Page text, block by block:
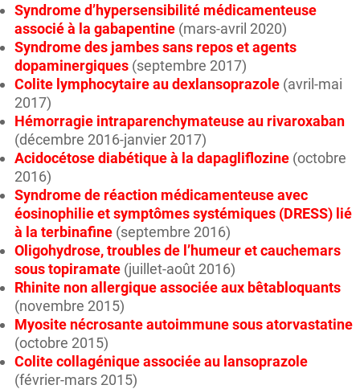
Syndrome d’hypersensibilité médicamenteuse
associé à la gabapentine (mars-avril 2020)
Syndrome des jambes sans repos et agents
dopaminergiques (septembre 2017)
Colite lymphocytaire au dexlansoprazole (avril-mai
2017)
Hémorragie intraparenchymateuse au rivaroxaban
(décembre 2016-janvier 2017)
Acidocétose diabétique à la dapagliflozine (octobre
2016)
Syndrome de réaction médicamenteuse avec
éosinophilie et symptômes systémiques (DRESS) lié
à la terbinafine (septembre 2016)
Oligohydrose, troubles de l’humeur et cauchemars
sous topiramate (juillet-août 2016)
Rhinite non allergique associée aux bêtabloquants
(novembre 2015)
Myosite nécrosante autoimmune sous atorvastatine
(octobre 2015)
Colite collagénique associée au lansoprazole
(février-mars 2015)